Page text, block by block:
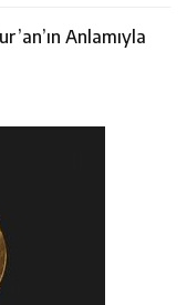
Anlamıyla